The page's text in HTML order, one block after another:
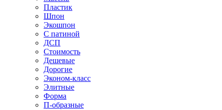
Пластик
Шпон
Экошпон
С патиной
ДСП
Стоимость
Дешевые
Дорогие
Эконом-класс
Элитные
Форма
П-образные